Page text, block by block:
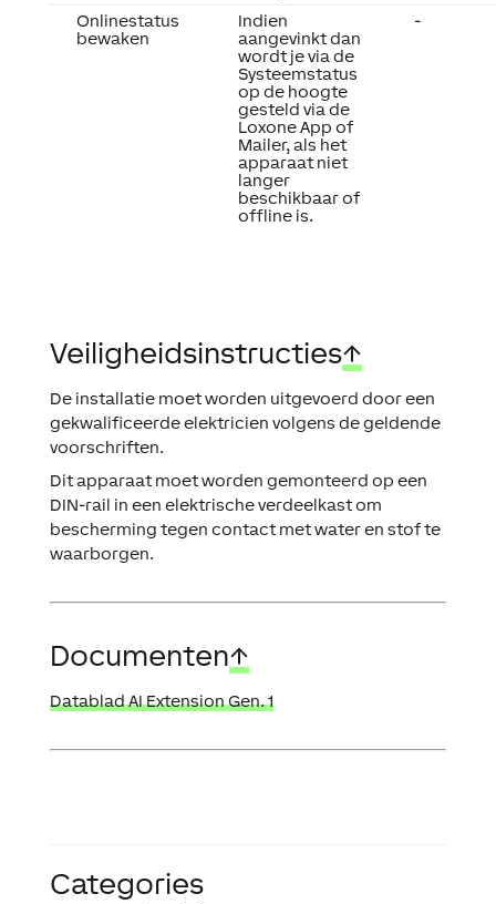
Onlinestatus
bewaken
Indien
aangevinkt dan
wordt je via de
Systeemstatus
op de hoogte
gesteld via de
Loxone App of
Mailer, als het
apparaat niet
langer
beschikbaar of
offline is.
-
Veiligheidsinstructies↑
De installatie moet worden uitgevoerd door een
gekwalificeerde elektricien volgens de geldende
voorschriften.
Dit apparaat moet worden gemonteerd op een
DIN-rail in een elektrische verdeelkast om
bescherming tegen contact met water en stof te
waarborgen.
Documenten↑
Datablad AI Extension Gen. 1
Categories